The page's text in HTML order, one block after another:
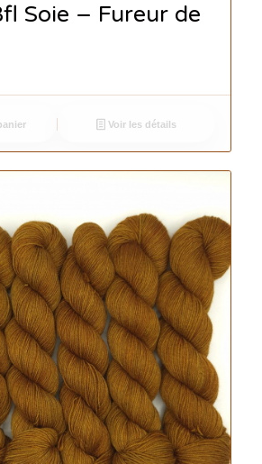
Soie – Fureur de
Voir les détails